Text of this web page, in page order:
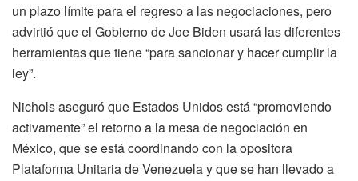
un plazo límite para el regreso a las negociaciones, pero
advirtió que el Gobierno de Joe Biden usará las diferentes
herramientas que tiene “para sancionar y hacer cumplir la
ley”.
Nichols aseguró que Estados Unidos está “promoviendo
activamente” el retorno a la mesa de negociación en
México, que se está coordinando con la opositora
Plataforma Unitaria de Venezuela y que se han llevado a